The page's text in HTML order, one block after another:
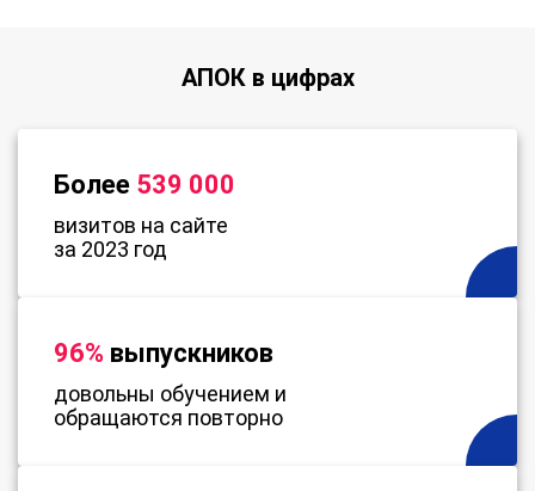
АПОК в цифрах
Более 539 000
визитов на сайте
за 2023 год
96% выпускников
довольны обучением и
обращаются повторно